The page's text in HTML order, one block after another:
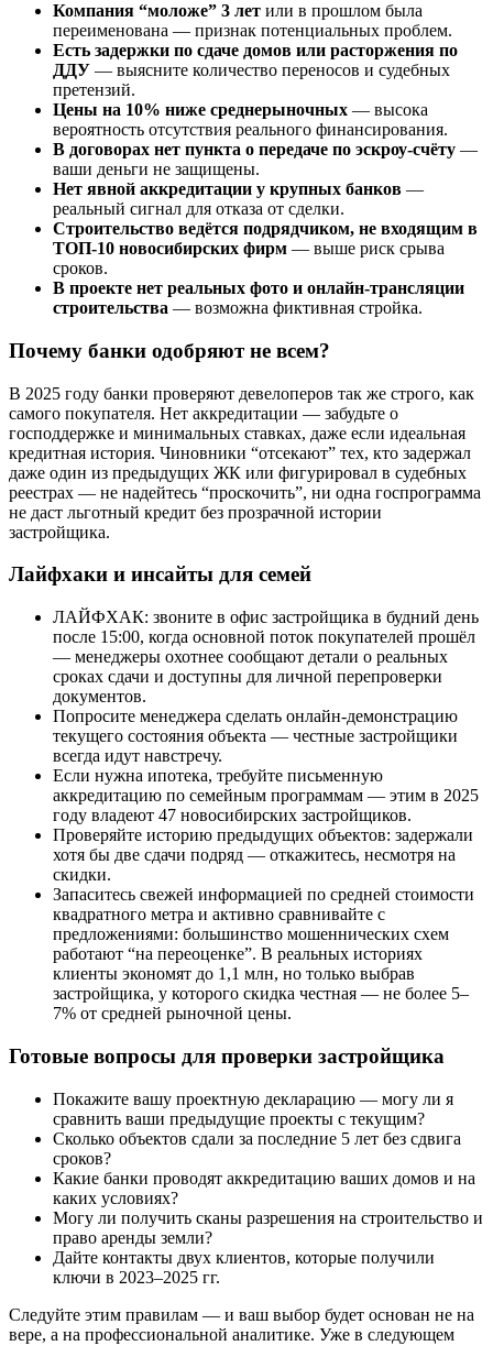
Компания “моложе” 3 лет или в прошлом была
переименована — признак потенциальных проблем.
Есть задержки по сдаче домов или расторжения по
ДДУ — выясните количество переносов и судебных
претензий.
Цены на 10% ниже среднерыночных — высока
вероятность отсутствия реального финансирования.
В договорах нет пункта о передаче по эскроу-счёту —
ваши деньги не защищены.
Нет явной аккредитации у крупных банков —
реальный сигнал для отказа от сделки.
Строительство ведётся подрядчиком, не входящим в
ТОП-10 новосибирских фирм — выше риск срыва
сроков.
В проекте нет реальных фото и онлайн-трансляции
строительства — возможна фиктивная стройка.
Почему банки одобряют не всем?
В 2025 году банки проверяют девелоперов так же строго, как
самого покупателя. Нет аккредитации — забудьте о
господдержке и минимальных ставках, даже если идеальная
кредитная история. Чиновники “отсекают” тех, кто задержал
даже один из предыдущих ЖК или фигурировал в судебных
реестрах — не надейтесь “проскочить”, ни одна госпрограмма
не даст льготный кредит без прозрачной истории
застройщика.
Лайфхаки и инсайты для семей
ЛАЙФХАК: звоните в офис застройщика в будний день
после 15:00, когда основной поток покупателей прошёл
— менеджеры охотнее сообщают детали о реальных
сроках сдачи и доступны для личной перепроверки
документов.
Попросите менеджера сделать онлайн-демонстрацию
текущего состояния объекта — честные застройщики
всегда идут навстречу.
Если нужна ипотека, требуйте письменную
аккредитацию по семейным программам — этим в 2025
году владеют 47 новосибирских застройщиков.
Проверяйте историю предыдущих объектов: задержали
хотя бы две сдачи подряд — откажитесь, несмотря на
скидки.
Запаситесь свежей информацией по средней стоимости
квадратного метра и активно сравнивайте с
предложениями: большинство мошеннических схем
работают “на переоценке”. В реальных историях
клиенты экономят до 1,1 млн, но только выбрав
застройщика, у которого скидка честная — не более 5–
7% от средней рыночной цены.
Готовые вопросы для проверки застройщика
Покажите вашу проектную декларацию — могу ли я
сравнить ваши предыдущие проекты с текущим?
Сколько объектов сдали за последние 5 лет без сдвига
сроков?
Какие банки проводят аккредитацию ваших домов и на
каких условиях?
Могу ли получить сканы разрешения на строительство и
право аренды земли?
Дайте контакты двух клиентов, которые получили
ключи в 2023–2025 гг.
Следуйте этим правилам — и ваш выбор будет основан не на
вере, а на профессиональной аналитике. Уже в следующем